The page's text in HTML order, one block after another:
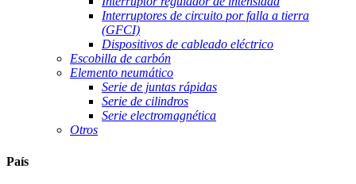
Interruptores de circuito por falla a tierra
(GFCI)
Dispositivos de cableado eléctrico
Escobilla de carbón
Elemento neumático
Serie de juntas rápidas
Serie de cilindros
Serie electromagnética
Otros
País